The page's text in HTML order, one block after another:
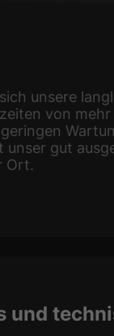
unsere
von mehr
unser gut
Ort.
und